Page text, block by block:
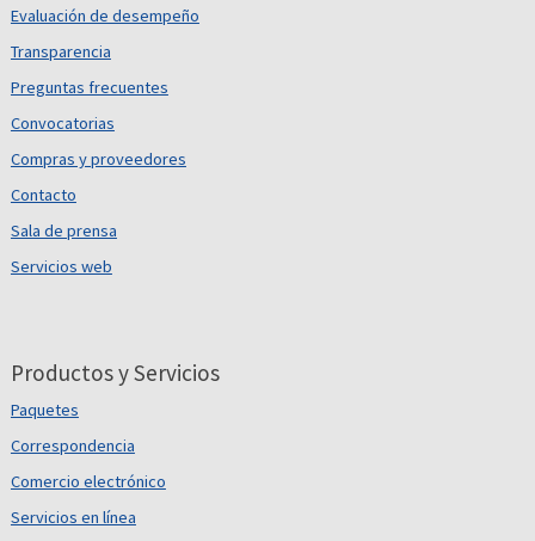
Evaluación de desempeño
Transparencia
Preguntas frecuentes
Convocatorias
Compras y proveedores
Contacto
Sala de prensa
Servicios web
Productos y Servicios
Paquetes
Correspondencia
Comercio electrónico
Servicios en línea